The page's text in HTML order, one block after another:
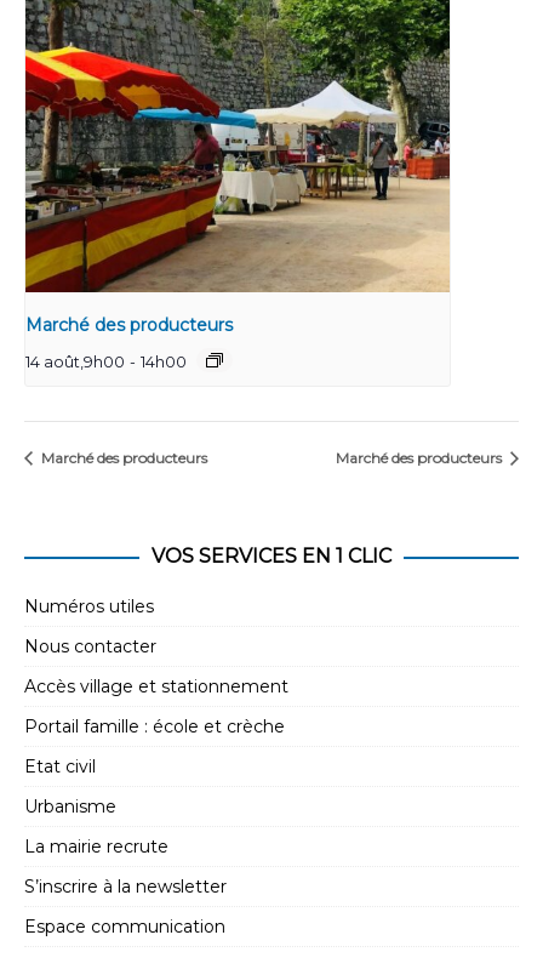
Marché des producteurs
14 août,9h00 - 14h00
Marché des producteurs Marché des producteurs
VOS SERVICES EN 1 CLIC
Numéros utiles
Nous contacter
Accès village et stationnement
Portail famille : école et crèche
Etat civil
Urbanisme
La mairie recrute
S’inscrire à la newsletter
Espace communication